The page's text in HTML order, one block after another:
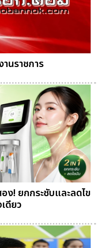
นราชการ
! ยกกระชับและลดไข
ดียว